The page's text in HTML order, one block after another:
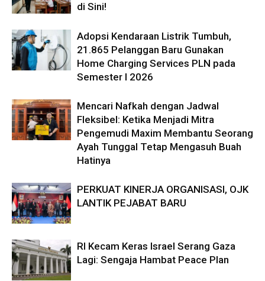
di Sini!
Adopsi Kendaraan Listrik Tumbuh,
21.865 Pelanggan Baru Gunakan
Home Charging Services PLN pada
Semester I 2026
Mencari Nafkah dengan Jadwal
Fleksibel: Ketika Menjadi Mitra
Pengemudi Maxim Membantu Seorang
Ayah Tunggal Tetap Mengasuh Buah
Hatinya
PERKUAT KINERJA ORGANISASI, OJK
LANTIK PEJABAT BARU
RI Kecam Keras Israel Serang Gaza
Lagi: Sengaja Hambat Peace Plan